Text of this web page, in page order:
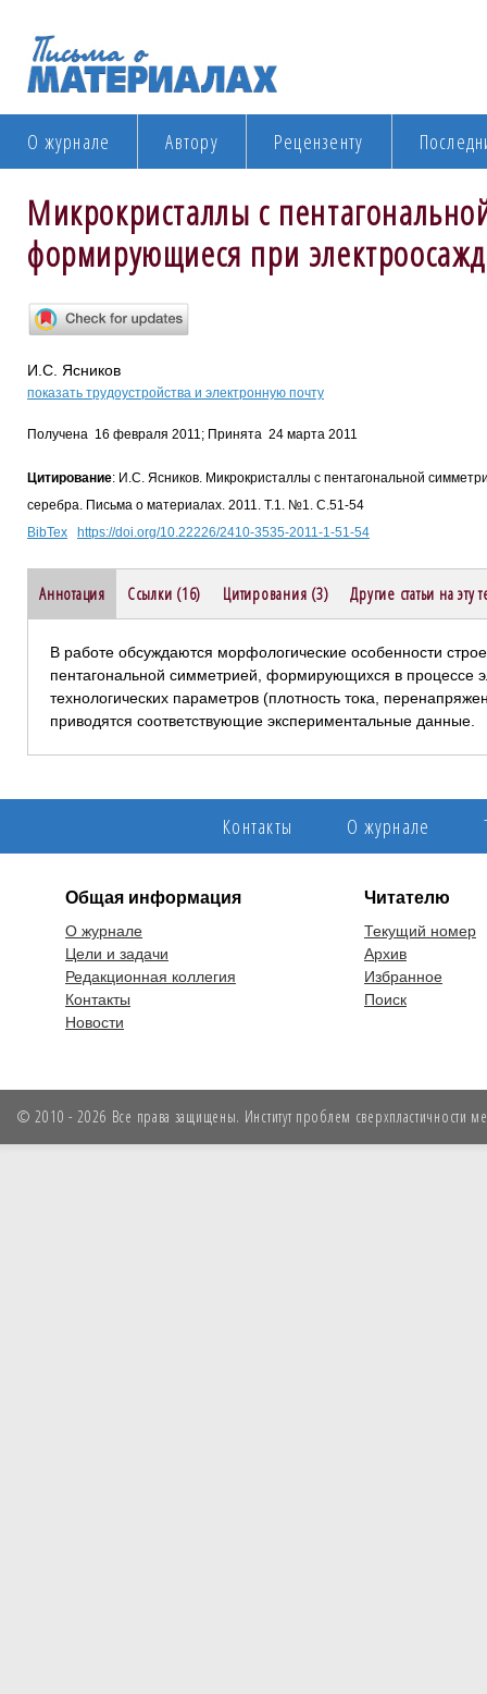
О журнале Автору Рецензенту
Микрокристаллы с
формирующиеся при
И.С. Ясников
показать трудоустройства и электронную почту
Получена 16 февраля 2011; Принята 24 марта 2011
Цитирование: И.С. Ясников. Микрокристаллы с пентагональной
серебра. Письма о материалах. 2011. Т.1. №1. С.51-54
BibTex
https://doi.org/10.22226/2410-3535-2011-1-51-54
Аннотация Ссылки (16) Цитирования (3) Другие статьи на эту
В работе обсуждаются морфологические особенности
пентагональной симметрией, формирующихся в процессе
технологических параметров (плотность тока,
приводятся соответствующие экспериментальные данные.
Контакты О журнале
Общая информация
О журнале
Цели и задачи
Редакционная коллегия
Контакты
Новости
Читателю
Текущий номер
Архив
Избранное
Поиск
© 2010 - 2026 Все права защищены. Институт проблем сверхпластичности